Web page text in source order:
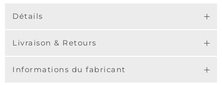
Détails
Livraison & Retours
Informations du fabricant